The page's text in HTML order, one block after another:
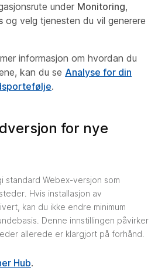
under Monitoring,
og velg tjenesten du vil generere
informasjon om hvordan du
kan du se Analyse for din
.
for nye
standard Webex-versjon som
Hvis installasjon av
kan du ikke endre minimum
Denne innstillingen påvirker
allerede er klargjort på forhånd.
Hub.